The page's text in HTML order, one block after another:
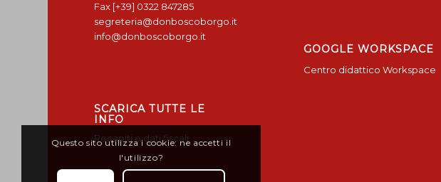
Fax [+39] 0322 847285
segreteria@donboscoborgo.it
info@donboscoborgo.it
SCARICA TUTTE LE
INFO
Recapiti e dati fiscali
GOOGLE WORKSPACE
Centro didattico Workspace
Questo sito utilizza i cookie: ne accetti il
l'utilizzo?